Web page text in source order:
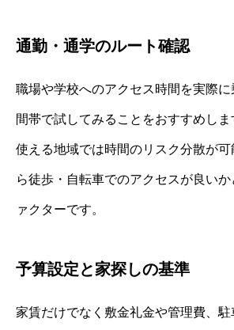
通勤・通学のルート確認
職場や学校へのアクセス時間を実際
間帯で試してみることをおすすめし
使える地域では時間のリスク分散が
ら徒歩・自転車でのアクセスが良い
ァクターです。
予算設定と家探しの基準
家賃だけでなく敷金礼金や管理費、